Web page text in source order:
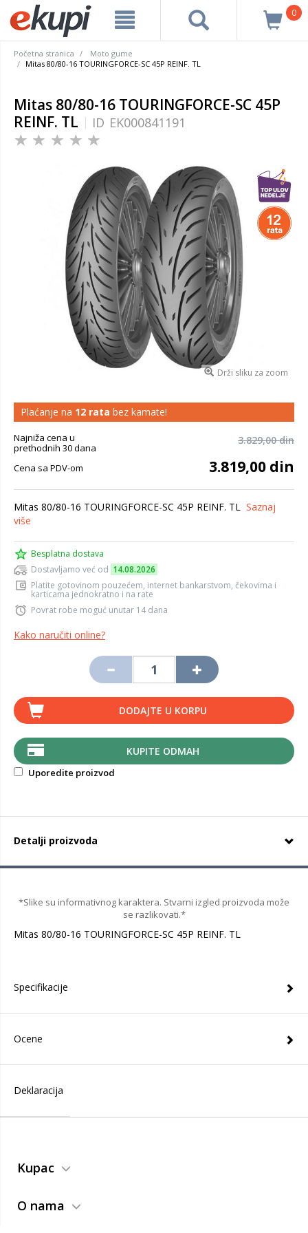
0
Početna stranica
Moto gume
Mitas 80/80-16 TOURINGFORCE-SC 45P REINF. TL
Mitas 80/80-16 TOURINGFORCE-SC 45P
REINF. TL
ID EK000841191
Drži sliku za zoom
Plaćanje na 12 rata bez kamate!
Najniža cena u
prethodnih 30 dana
3.829,00 din
Cena sa PDV-om 3.819,00 din
Mitas 80/80-16 TOURINGFORCE-SC 45P REINF. TL Saznaj
više
Besplatna dostava
Dostavljamo već od 14.08.2026
Platite gotovinom pouzećem, internet bankarstvom, čekovima i
karticama jednokratno i na rate
Povrat robe moguć unutar 14 dana
Kako naručiti online?
DODAJTE U KORPU
KUPITE ODMAH
Uporedite proizvod
Detalji proizvoda
*Slike su informativnog karaktera. Stvarni izgled proizvoda može
se razlikovati.*
Mitas 80/80-16 TOURINGFORCE-SC 45P REINF. TL
Specifikacije
Ocene
Deklaracija
Kupac
O nama